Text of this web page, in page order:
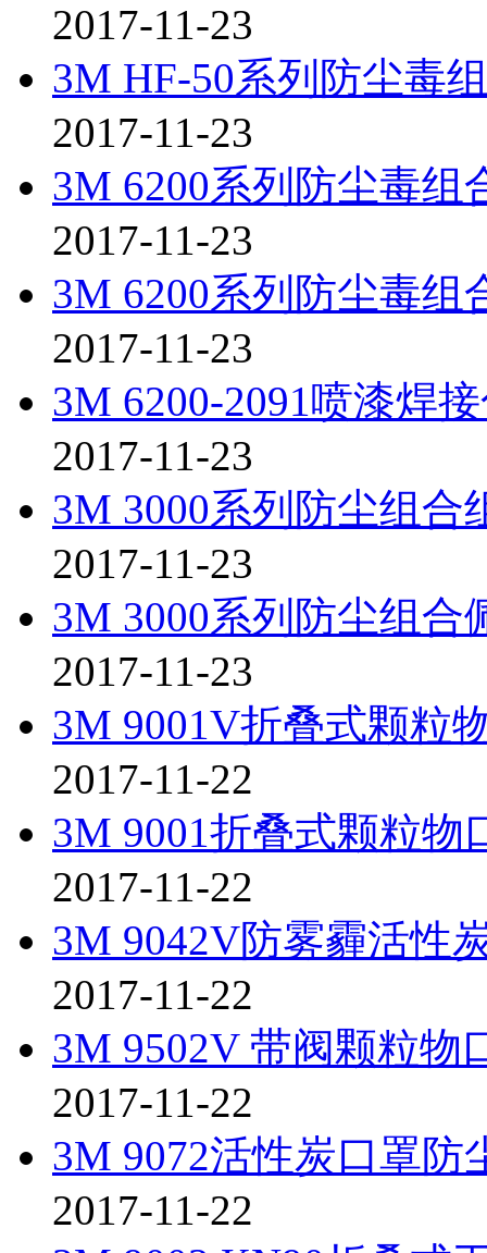
2017-11-23
3M HF-50系列防尘毒
2017-11-23
3M 6200系列防尘毒组
2017-11-23
3M 6200系列防尘毒组
2017-11-23
3M 6200-2091喷漆焊
2017-11-23
3M 3000系列防尘组合
2017-11-23
3M 3000系列防尘组合
2017-11-23
3M 9001V折叠式颗粒
2017-11-22
3M 9001折叠式颗粒物
2017-11-22
3M 9042V防雾霾活性
2017-11-22
3M 9502V 带阀颗粒物
2017-11-22
3M 9072活性炭口罩防
2017-11-22